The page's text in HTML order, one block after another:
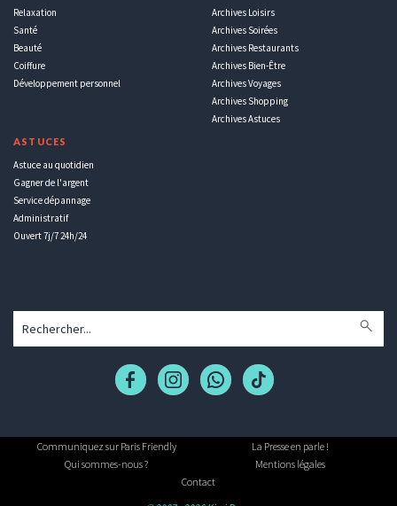
Relaxation
Santé
Beauté
Coiffure
Développement personnel
ASTUCES
Astuce au quotidien
Gagner de l'argent
Service dépannage
Administratif
Ouvert 7j/7 24h/24
Archives Loisirs
Archives Soirées
Archives Restaurants
Archives Bien-Être
Archives Voyages
Archives Shopping
Archives Astuces
Communiquez sur Paris Friendly
La Presse en parle !
Qui sommes-nous ?
Mentions légales
Contact